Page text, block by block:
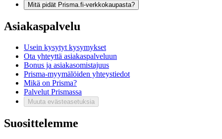
Mitä pidät Prisma.fi-verkkokaupasta?
Asiakaspalvelu
Usein kysytyt kysymykset
Ota yhteyttä asiakaspalveluun
Bonus ja asiakasomistajuus
Prisma-myymälöiden yhteystiedot
Mikä on Prisma?
Palvelut Prismassa
Muuta evästeasetuksia
Suosittelemme